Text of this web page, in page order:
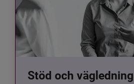
Stöd och vägledning